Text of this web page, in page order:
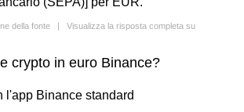
della fonte | Visualizza la risposta completa su
crypto in euro Binance?
l'app Binance standard